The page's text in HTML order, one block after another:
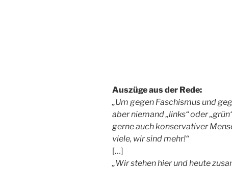
Auszüge aus der Rede:
„Um gegen Faschismus und
aber niemand „links“ oder
gerne auch konservativer
viele, wir sind mehr!“
[…]
„Wir stehen hier und heute